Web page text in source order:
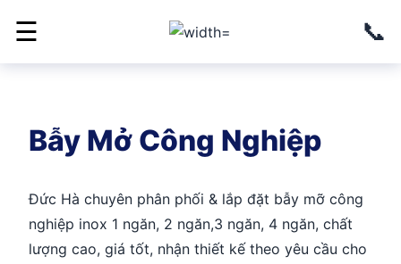
☰ 📞
Bẫy Mở Công Nghiệp
Đức Hà chuyên phân phối & lắp đặt bẫy mỡ công
nghiệp inox 1 ngăn, 2 ngăn,3 ngăn, 4 ngăn, chất
lượng cao, giá tốt, nhận thiết kế theo yêu cầu cho